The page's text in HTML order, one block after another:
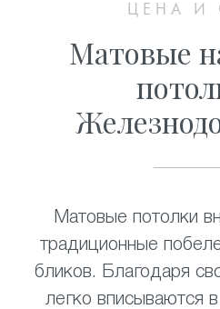
ЦЕНА И
Матовые
Матовые потолки
традиционные
бликов. Благодаря
легко вписываются